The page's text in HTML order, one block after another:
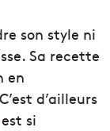
son style ni
Sa recette
en
d’ailleurs
si